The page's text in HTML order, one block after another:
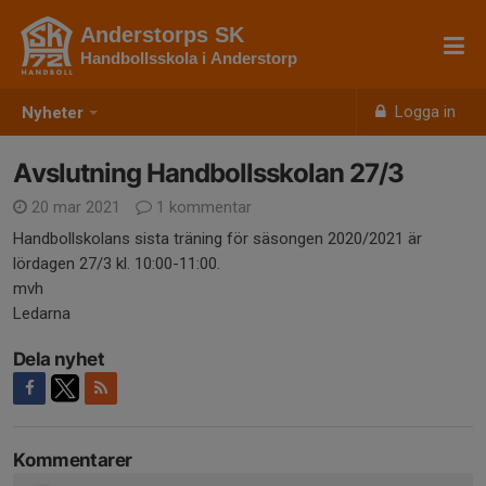
Nyheter Logga in
Anderstorps SK
Handbollsskola i Anderstorp
Avslutning Handbollsskolan 27/3
20 mar 2021
1 kommentar
Handbollskolans sista träning för säsongen 2020/2021 är
lördagen 27/3 kl. 10:00-11:00.
mvh
Ledarna
Dela nyhet
Kommentarer